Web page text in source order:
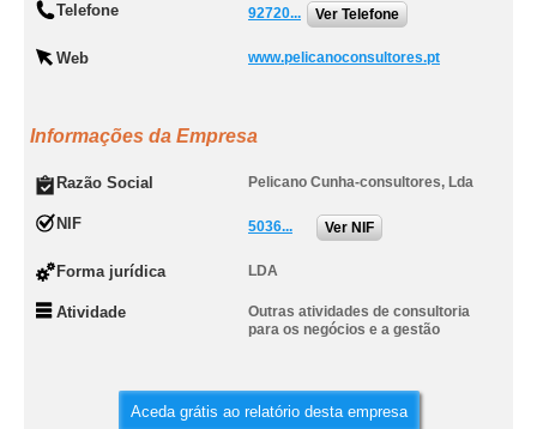
Telefone 92720... Ver Telefone
Web www.pelicanoconsultores.pt
Informações da Empresa
Razão Social Pelicano Cunha-consultores, Lda
NIF 5036... Ver NIF
Forma jurídica LDA
Atividade
Outras atividades de consultoria
para os negócios e a gestão
Aceda grátis ao relatório desta empresa